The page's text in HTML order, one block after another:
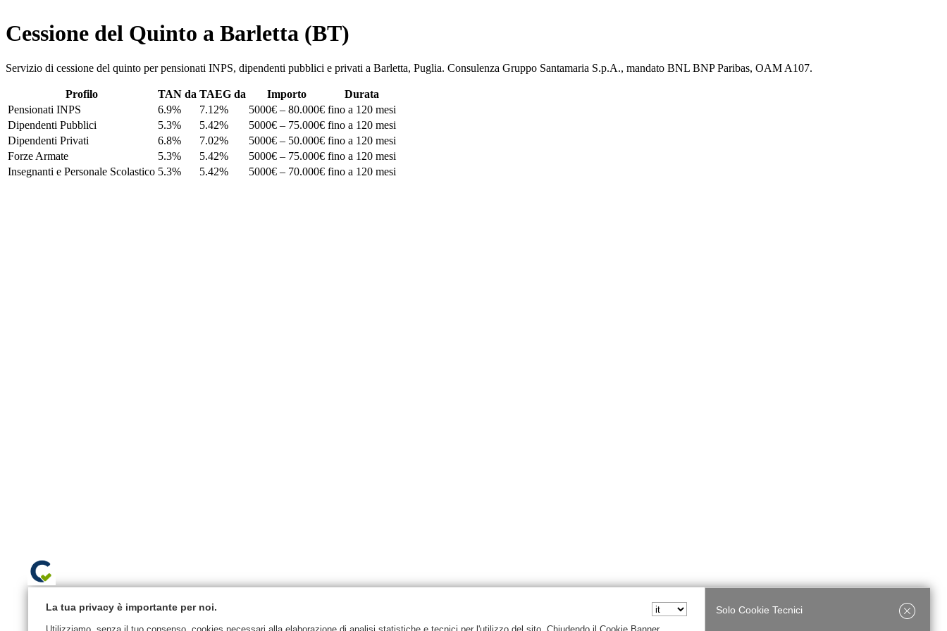
Cessione del Quinto a Barletta (BT)
Servizio di cessione del quinto per pensionati INPS, dipendenti pubblici e privati a Barletta, Puglia. Consulenza Gruppo Santamaria S.p.A., mandato BNL BNP Paribas, OAM A107.
Profilo TAN da TAEG da Importo
Durata
Pensionati INPS
6.9% 7.12% 5000€ – 80.000€ fino a 120 mesi
Dipendenti Pubblici
5.3% 5.42% 5000€ – 75.000€ fino a 120 mesi
Dipendenti Privati
6.8% 7.02% 5000€ – 50.000€ fino a 120 mesi
Forze Armate
5.3% 5.42% 5000€ – 75.000€ fino a 120 mesi
Insegnanti e Personale Scolastico 5.3% 5.42% 5000€ – 70.000€ fino a 120 mesi
La tua privacy è importante per noi. Solo Cookie Tecnici